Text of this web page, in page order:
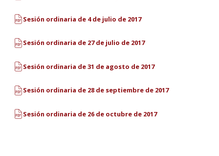
Sesión ordinaria de 4 de julio de 2017
Sesión ordinaria de 27 de julio de 2017
Sesión ordinaria de 31 de agosto de 2017
Sesión ordinaria de 28 de septiembre de 2017
Sesión ordinaria de 26 de octubre de 2017